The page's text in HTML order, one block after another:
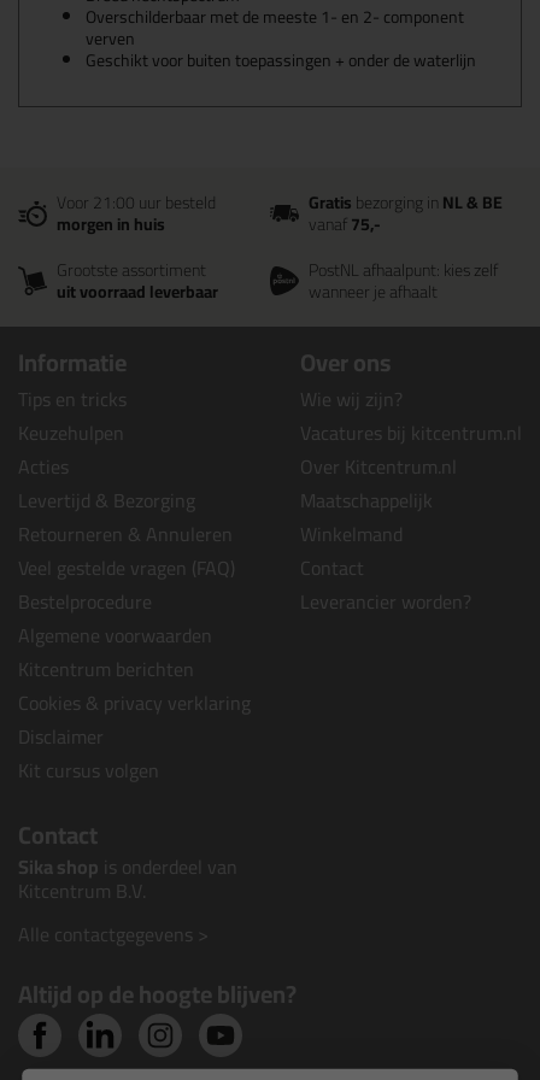
Overschilderbaar met de meeste 1- en 2- component
verven
Geschikt voor buiten toepassingen + onder de waterlijn
Voor 21:00 uur besteld
morgen in huis
Gratisbezorging inNL & BE
vanaf75,-
Grootste assortiment
uit voorraad leverbaar
PostNL afhaalpunt: kies zelf
wanneer je afhaalt
Informatie
Tips en tricks
Keuzehulpen
Acties
Levertijd & Bezorging
Retourneren & Annuleren
Veel gestelde vragen (FAQ)
Bestelprocedure
Algemene voorwaarden
Kitcentrum berichten
Cookies & privacy verklaring
Disclaimer
Kit cursus volgen
Over ons
Wie wij zijn?
Vacatures bij kitcentrum.nl
Over Kitcentrum.nl
Maatschappelijk
Winkelmand
Contact
Leverancier worden?
Contact
Sika shop is onderdeel van
Kitcentrum B.V.
Alle contactgegevens >
Altijd op de hoogte blijven?